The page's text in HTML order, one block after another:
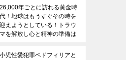
（※閲覧注意）
26,000年ごとに訪れる黄金時
代！地球はもうすぐその時を
迎えようとしている！トラウ
マを解放し心と精神の準備は
小児性愛犯罪ペドフィリアと